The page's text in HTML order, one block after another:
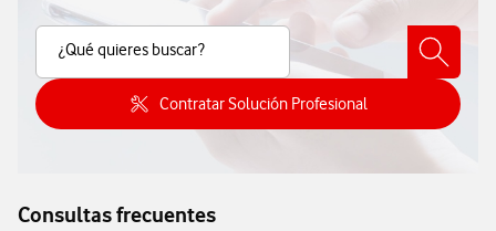
¿Qué quieres buscar?
Buscar Contenido
Contratar Solución Profesional
Consulta como contratar Solución
Consultas frecuentes